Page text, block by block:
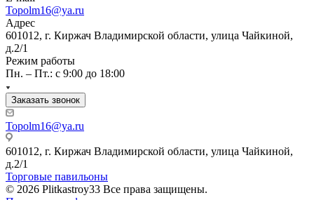
Topolm16@ya.ru
Адрес
601012, г. Киржач Владимирской области, улица Чайкиной,
д.2/1
Режим работы
Пн. – Пт.: с 9:00 до 18:00
Заказать звонок
Topolm16@ya.ru
601012, г. Киржач Владимирской области, улица Чайкиной,
д.2/1
Торговые павильоны
© 2026 Plitkastroy33 Все права защищены.